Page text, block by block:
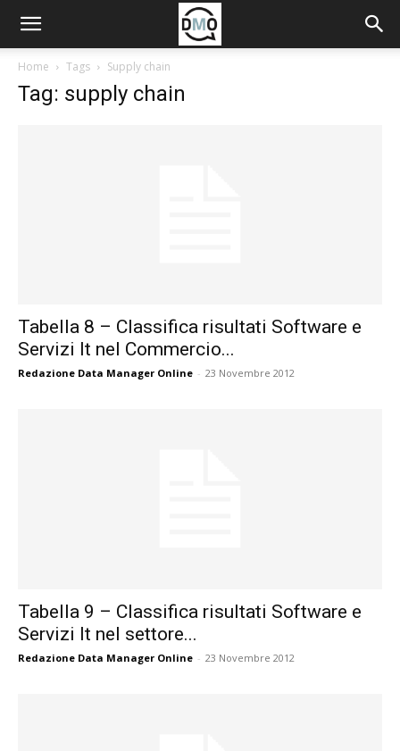
Home Tags Supply chain
Tag: supply chain
Tabella 8 – Classifica risultati Software e
Servizi It nel Commercio...
Redazione Data Manager Online - 23 Novembre 2012
Tabella 9 – Classifica risultati Software e
Servizi It nel settore...
Redazione Data Manager Online - 23 Novembre 2012